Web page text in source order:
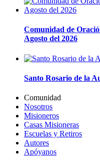
Comunidad de
Agosto del 2026
Santo Rosario de la
Comunidad
Nosotros
Misioneros
Casas Misioneras
Escuelas y Retiros
Autores
Apóyanos